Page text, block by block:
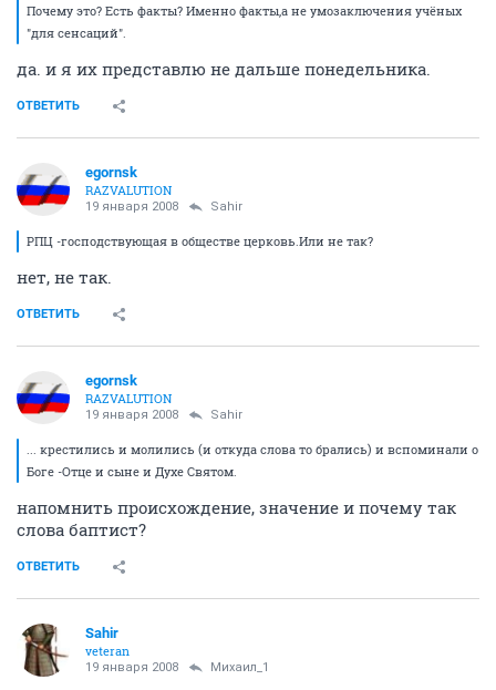
Почему это? Есть факты? Именно факты,а не умозаключения учёных
"для сенсаций".
да. и я их представлю не дальше понедельника.
ОТВЕТИТЬ
egornsk
RAZVALUTION
19 января 2008 Sahir
РПЦ -господствующая в обществе церковь.Или не так?
нет, не так.
ОТВЕТИТЬ
egornsk
RAZVALUTION
19 января 2008 Sahir
... крестились и молились (и откуда слова то брались) и вспоминали о
Боге -Отце и сыне и Духе Святом.
напомнить происхождение, значение и почему так
слова баптист?
ОТВЕТИТЬ
Sahir
veteran
19 января 2008 Михаил_1